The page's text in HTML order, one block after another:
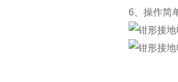
6、操作简